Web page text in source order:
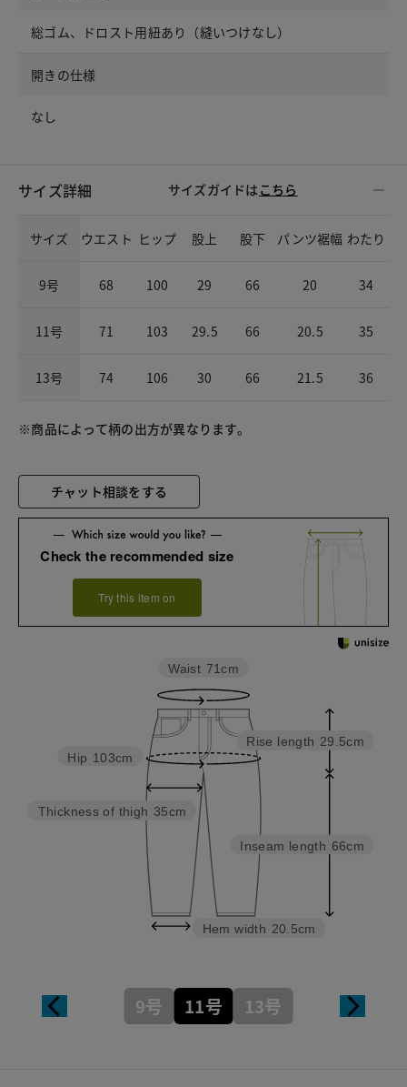
総ゴム、ドロスト用紐あり（縫いつけなし）
開きの仕様
なし
サイズ詳細 サイズガイドは こちら
サイズ ウエスト ヒップ 股上 股下 パンツ裾幅 わたり
9号 68 100 29 66 20 34
11号 71 103 29.5 66 20.5 35
13号 74 106 30 66 21.5 36
※商品によって柄の出方が異なります。
チャット相談をする
Check the recommended size
Try this item on
Inseam length 66cm
Rise length 29.5cm
Hem width 20.5cm
Thickness of thigh 35cm
Hip 103cm
Waist 71cm
9号 11号 13号